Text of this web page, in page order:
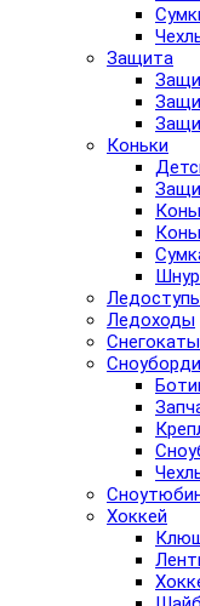
Защита
Коньки
Ледоходы
Хоккей